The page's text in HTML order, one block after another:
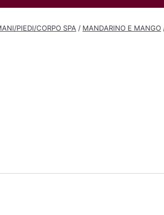
PIEDI/CORPO SPA / MANDARINO E MANGO